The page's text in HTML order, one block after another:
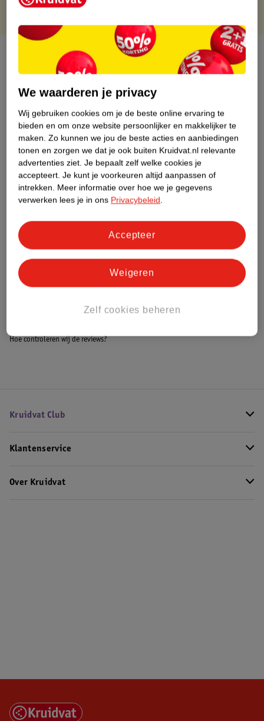
Over dit product
Etiketinformatie
Nature Impact Score
Dit product heeft (nog) geen Nature
Impact Score.
Meer informatie
Bestel & Bezorginformatie
Bekijk ook
Alle Scrub
Hoe controleren wij de reviews?
Kruidvat Club
Klantenservice
Over Kruidvat
We waarderen je privacy
Wij gebruiken cookies om je de beste online ervaring te
bieden en om onze website persoonlijker en makkelijker te
maken. Zo kunnen we jou de beste acties en aanbiedingen
tonen en zorgen we dat je ook buiten Kruidvat.nl relevante
advertenties ziet. Je bepaalt zelf welke cookies je
accepteert. Je kunt je voorkeuren altijd aanpassen of
intrekken. Meer informatie over hoe we je gegevens
verwerken lees je in ons Privacybeleid.
Zelf cookies beheren
Weigeren
Accepteer